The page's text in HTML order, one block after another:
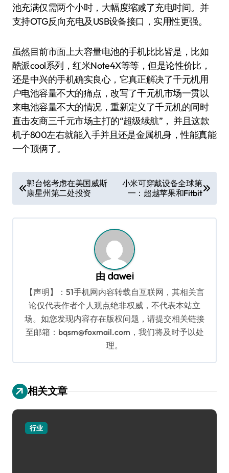
池充满仅需两个小时，大幅度缩减了充电时间。并
支持OTG反向充电及USB设备接口，实用性更强。
虽然目前市面上大容量电池的手机比比皆是，比如
酷派cool系列，红米Note4X等等，但是论性价比，
还是中兴的手机确实良心，它真正解决了千元机用
户电池容量不大的痛点，改写了千元机市场一贯以
来电池容量不大的情况，重新定义了千元机的同时
直击友商三千元市场主打的“超级续航”， 并且这款
机子800左右就能入手并且还是金属机身，性能真能
一个顶俩了。
章
导
郭台铭考虑在美国威斯
康星州第二处投资
小米可穿戴设备全球第
一：超越苹果和Fitbit
由 dawei
【声明】：51手机网内容转载自互联网，其相关言
论仅代表作者个人观点绝非权威，不代表本站立
场。如您发现内容存在版权问题，请提交相关链接
至邮箱：bqsm@foxmail.com，我们将及时予以处
理。
相关文章
行业